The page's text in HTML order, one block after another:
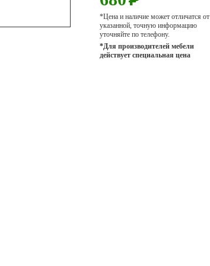
*Цена и наличие может отличатся от
указанной, точную информацию
уточняйте по телефону.
*Для производителей мебели
действует специальная цена